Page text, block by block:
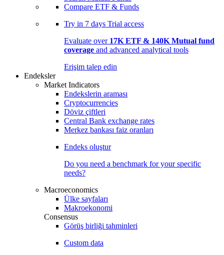
Compare ETF & Funds
Try in 7 days Trial access
Evaluate over 17K ETF & 140K Mutual fund
coverage and advanced analytical tools
Erişim talep edin
Endeksler
Market Indicators
Endekslerin araması
Cryptocurrencies
Döviz çiftleri
Central Bank exchange rates
Merkez bankası faiz oranları
Endeks oluştur
Do you need a benchmark for your specific
needs?
Macroeconomics
Ülke sayfaları
Makroekonomi
Consensus
Görüş birliği tahminleri
Custom data